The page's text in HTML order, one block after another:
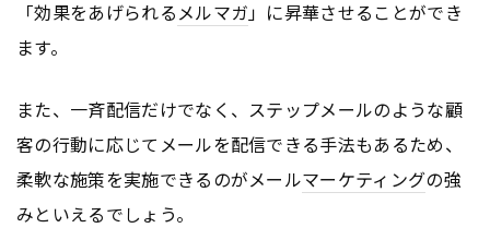
「効果をあげられる メルマガ 」に昇華させることができ
ます。
また、一斉配信だけでなく、ステップメールのような顧
客の行動に応じてメールを配信できる手法もあるため、
柔軟な施策を実施できるのがメールマーケティングの強
みといえるでしょう。